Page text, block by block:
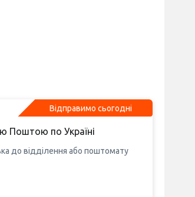
Відправимо сьогодні
Поштою по Україні
до відділення або поштомату